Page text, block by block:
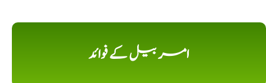
امر بیل کے فوائد